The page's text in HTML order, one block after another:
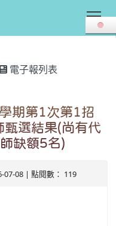
電子報列表
期第1次第1招
甄選結果(尚有代
缺額5名)
07-08 | 點閱數： 119